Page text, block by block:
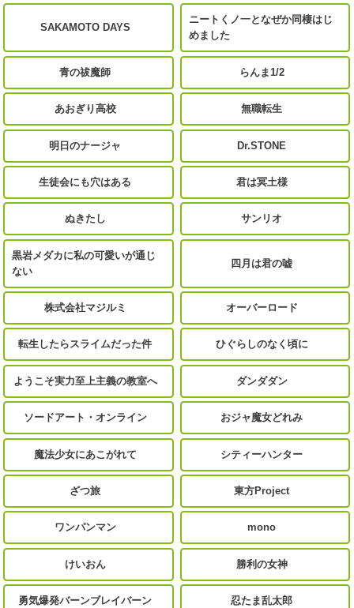
SAKAMOTO DAYS
ニートくノ一となぜか同棲はじ
めました
青の祓魔師 らんま1/2
あおぎり高校 無職転生
明日のナージャ Dr.STONE
生徒会にも穴はある 君は冥土様
ぬきたし サンリオ
黒岩メダカに私の可愛いが通じ
ない
四月は君の嘘
株式会社マジルミ オーバーロード
転生したらスライムだった件 ひぐらしのなく頃に
ようこそ実力至上主義の教室へ ダンダダン
ソードアート・オンライン おジャ魔女どれみ
魔法少女にあこがれて シティーハンター
ざつ旅 東方Project
ワンパンマン mono
けいおん 勝利の女神
勇気爆発バーンブレイバーン 忍たま乱太郎